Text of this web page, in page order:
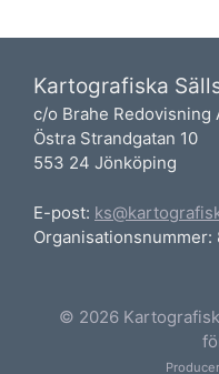
Kartografiska
c/o Brahe Redovisning
Östra Strandgatan 10
553 24 Jönköping
E-post:
Organisationsnummer:
© 2026